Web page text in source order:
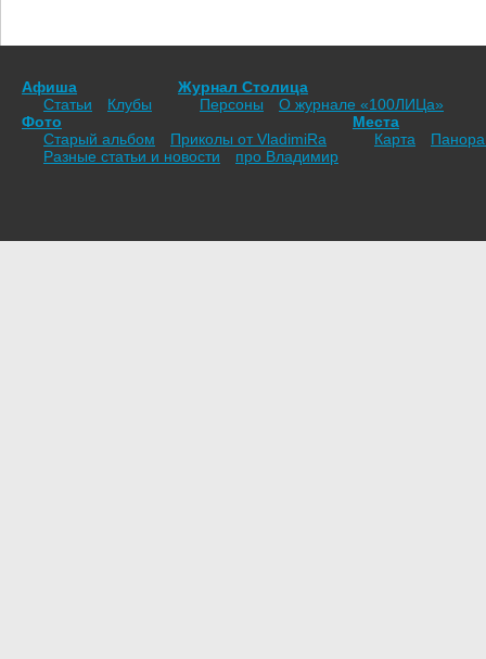
Афиша
Статьи
Клубы
Журнал Столица
Персоны
О журнале «100ЛИЦа»
Фото
Старый альбом
Приколы от VladimiRа
Места
Карта
Разные статьи и новости
про Владимир